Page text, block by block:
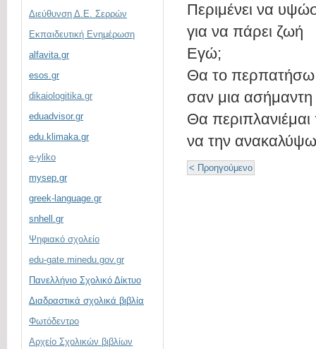
Διεύθυνση Δ.Ε. Σερρών
Εκπαιδευτική Ενημέρωση
alfavita.gr
esos.gr
dikaiologitika.gr
eduadvisor.gr
edu.klimaka.gr
e-yliko
mysep.gr
greek-language.gr
snhell.gr
Ψηφιακό σχολείο
edu-gate.minedu.gov.gr
Πανελλήνιο Σχολικό Δίκτυο
Διαδραστικά σχολικά βιβλία
Φωτόδεντρο
Αρχείο Σχολικών βιβλίων
Περιμένει να
για να πάρει ζωή
Εγώ;
Θα το περπατήσω
σαν μια
Θα
να την ανακαλύψω
< Προηγούμενο